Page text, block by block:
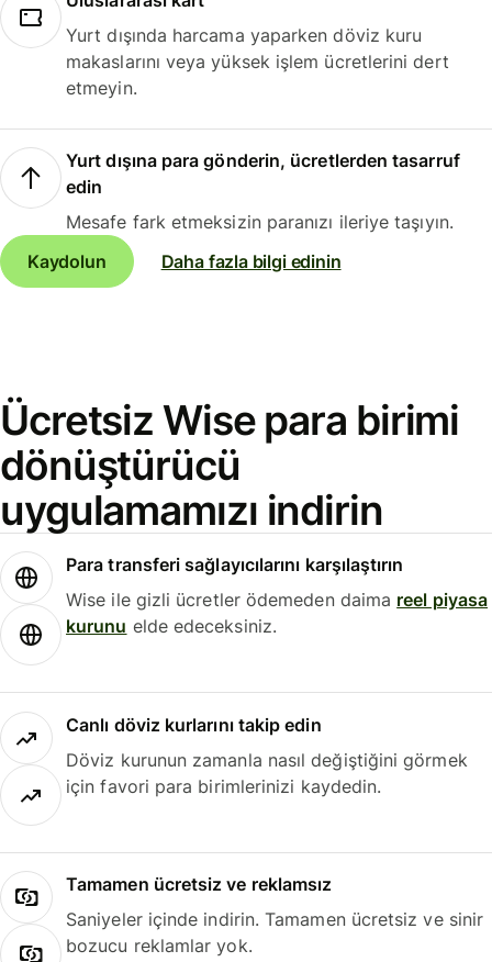
Yurt dışında harcama yaparken döviz kuru
makaslarını veya yüksek işlem ücretlerini dert
etmeyin.
Yurt dışına para gönderin, ücretlerden tasarruf
edin
Mesafe fark etmeksizin paranızı ileriye taşıyın.
Kaydolun
Daha fazla bilgi edinin
Ücretsiz Wise para birimi
dönüştürücü
uygulamamızı indirin
Para transferi sağlayıcılarını karşılaştırın
Wise ile gizli ücretler ödemeden daima reel piyasa
kurunu elde edeceksiniz.
Canlı döviz kurlarını takip edin
Döviz kurunun zamanla nasıl değiştiğini görmek
için favori para birimlerinizi kaydedin.
Tamamen ücretsiz ve reklamsız
Saniyeler içinde indirin. Tamamen ücretsiz ve sinir
bozucu reklamlar yok.